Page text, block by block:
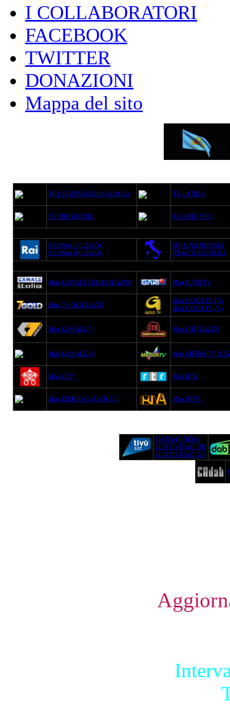
I COLLABORATORI
FACEBOOK
TWITTER
DONAZIONI
Mappa del sito
TV CIVITAVECCHIA (ROMA) TV LATINA
TV FROSINONE TV ORTE (VT)
RAI Mux 1 (LAZIO)
RAI Mux 6 (LAZIO)
MUX NAZIONALI
NEWS NAZIONALI
Mux CANALE ITALIA (LAZIO) Mux GARI TV
Mux 7 GOLD LAZIO
Mux GOLD TV (A)
Mux GOLD TV (B)
Mux CANALE 7 Mux ITR (LAZIO)
Mux CANALE 10 Mux MEDIA TV
Mux CTV Mux RTR
Mux EUROPA 7 (DVB-T2) Mux RTVA
TIVUSAT NEWS
LCN TIVUSAT HD
LCN TIVUSAT SD